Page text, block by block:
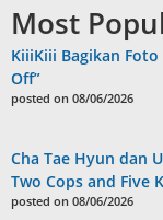
Most
KiiiKiii Bagikan
Off”
posted on 08/06/2026
Cha Tae Hyun dan
Two Cops and Five
posted on 08/06/2026